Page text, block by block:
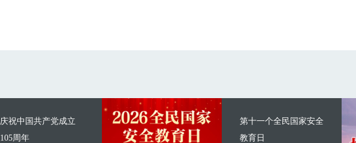
庆祝中国共产党成立
105周年
第十一个全民国家安全
教育日